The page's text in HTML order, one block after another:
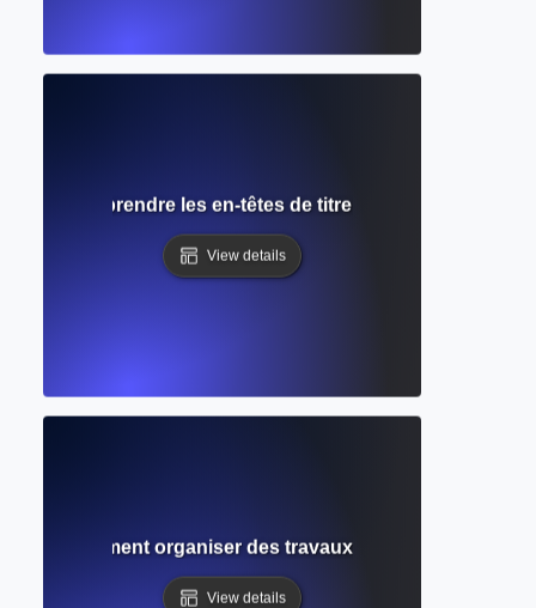
? Comprendre les en-têtes de titre dans les formats
View details
? Comment organiser des travaux académiques avec
View details